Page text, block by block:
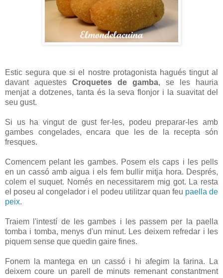
Estic segura que si el nostre protagonista hagués tingut al
davant aquestes Croquetes de gamba, se les hauria
menjat a dotzenes, tanta és la seva flonjor i la suavitat del
seu gust.
Si us ha vingut de gust fer-les, podeu preparar-les amb
gambes congelades, encara que les de la recepta són
fresques.
Comencem pelant les gambes. Posem els caps i les pells
en un cassó amb aigua i els fem bullir mitja hora. Després,
colem el suquet. Només en necessitarem mig got. La resta
el poseu al congelador i el podeu utilitzar quan feu paella de
peix.
Traiem l'intestí de les gambes i les passem per la paella
tomba i tomba, menys d'un minut. Les deixem refredar i les
piquem sense que quedin gaire fines.
Fonem la mantega en un cassó i hi afegim la farina. La
deixem coure un parell de minuts remenant constantment